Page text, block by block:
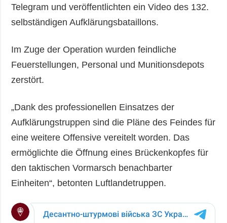
Telegram und veröffentlichten ein Video des 132.
selbständigen Aufklärungsbataillons.
Im Zuge der Operation wurden feindliche
Feuerstellungen, Personal und Munitionsdepots
zerstört.
„Dank des professionellen Einsatzes der
Aufklärungstruppen sind die Pläne des Feindes für
eine weitere Offensive vereitelt worden. Das
ermöglichte die Öffnung eines Brückenkopfes für
den taktischen Vormarsch benachbarter
Einheiten“, betonten Luftlandetruppen.